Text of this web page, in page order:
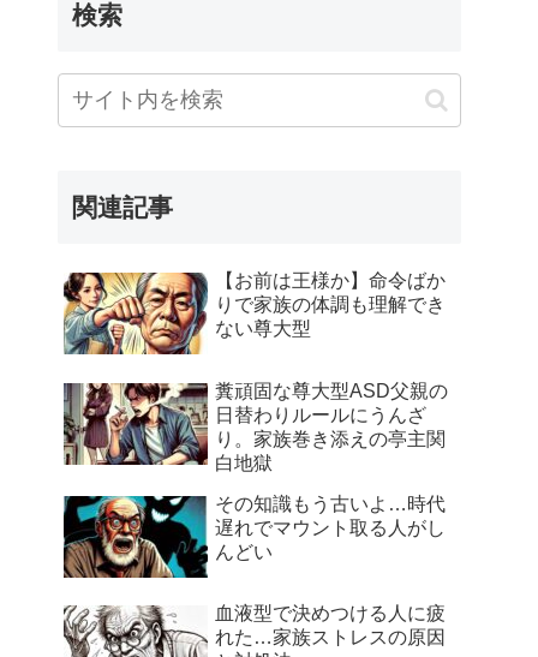
検索
関連記事
【お前は王様か】命令ばか
りで家族の体調も理解でき
ない尊大型
糞頑固な尊大型ASD父親の
日替わりルールにうんざ
り。家族巻き添えの亭主関
白地獄
その知識もう古いよ…時代
遅れでマウント取る人がし
んどい
血液型で決めつける人に疲
れた…家族ストレスの原因